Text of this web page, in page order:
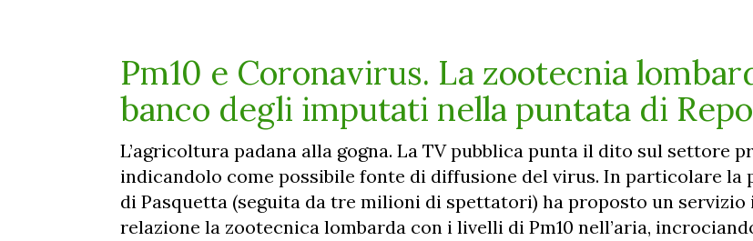
Pm10 e Coronavirus. La zootecnia
banco degli imputati nella puntata di
L’agricoltura padana alla gogna. La TV pubblica punta il dito sul settore
indicandolo come possibile fonte di diffusione del virus. In particolare la
di Pasquetta (seguita da tre milioni di spettatori) ha proposto un servizio
relazione la zootecnica lombarda con i livelli di Pm10 nell’aria,